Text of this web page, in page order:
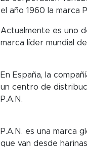
el año 1960 la marca
Actualmente es uno
marca líder mundial
En España, la
un centro de
P.A.N.
P.A.N. es una marca
que van desde